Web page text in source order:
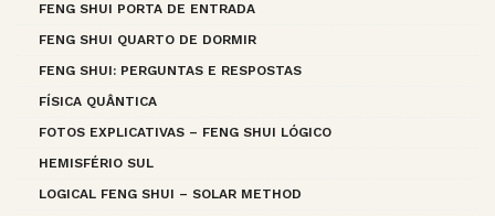
FENG SHUI PORTA DE ENTRADA
FENG SHUI QUARTO DE DORMIR
FENG SHUI: PERGUNTAS E RESPOSTAS
FÍSICA QUÂNTICA
FOTOS EXPLICATIVAS – FENG SHUI LÓGICO
HEMISFÉRIO SUL
LOGICAL FENG SHUI – SOLAR METHOD